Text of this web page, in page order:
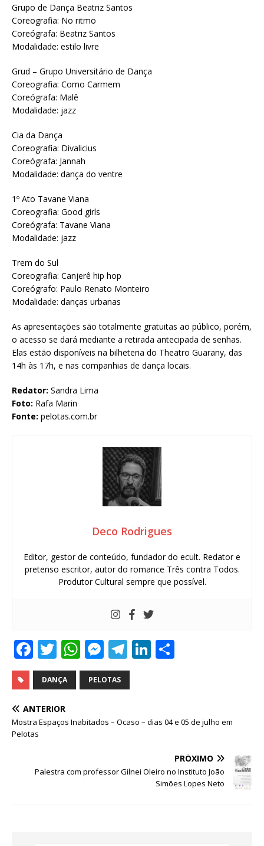
Grupo de Dança Beatriz Santos
Coreografia: No ritmo
Coreógrafa: Beatriz Santos
Modalidade: estilo livre
Grud – Grupo Universitário de Dança
Coreografia: Como Carmem
Coreógrafa: Malê
Modalidade: jazz
Cia da Dança
Coreografia: Divalicius
Coreógrafa: Jannah
Modalidade: dança do ventre
1º Ato Tavane Viana
Coreografia: Good girls
Coreógrafa: Tavane Viana
Modalidade: jazz
Trem do Sul
Coreografia: Canjerê hip hop
Coreógrafo: Paulo Renato Monteiro
Modalidade: danças urbanas
As apresentações são totalmente gratuitas ao público, porém,
o acesso se dará mediante a retirada antecipada de senhas.
Elas estão disponíveis na bilheteria do Theatro Guarany, das
14h às 17h, e nas companhias de dança locais.
Redator: Sandra Lima
Foto: Rafa Marin
Fonte: pelotas.com.br
Deco Rodrigues
Editor, gestor de conteúdo, fundador do ecult. Redator e
pretenso escritor, autor do romance Três contra Todos.
Produtor Cultural sempre que possível.
F
a
c
e
b
o
o
k
T
w
it
te
r
W
h
at
A
M
e
ss
n
r
T
el
e
ra
Li
dI
DANÇA PELOTAS
ANTERIOR
Mostra Espaços Inabitados – Ocaso – dias 04 e 05 de julho em
Pelotas
PRÓXIMO
Palestra com professor Gilnei Oleiro no Instituto João
Simões Lopes Neto